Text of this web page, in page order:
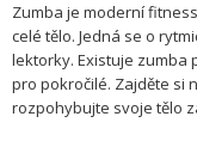
Zumba je moderní
celé tělo. Jedná se o
lektorky. Existuje zumba
pro pokročilé. Zajděte si
rozpohybujte svoje tělo